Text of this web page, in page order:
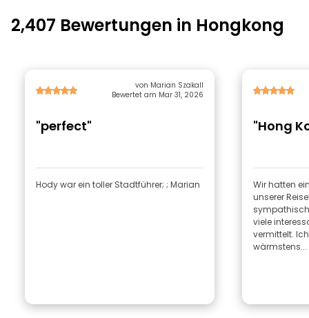
2,407 Bewertungen in Hongkong
von Marian Szakall
Bewertet am Mar 31, 2026
"perfect"
Hody war ein toller Stadtführer; ; Marian
"Hong
Wir hatten
unserer
viele
vermittelt.
wärmstens...